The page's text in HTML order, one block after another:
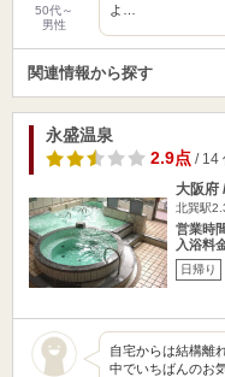
50代～
男性
よ…
関連情報から探す
永盛温泉
2.9点/ 14
大阪府
北巽駅
営業時
入浴料
日帰り
自宅からは結構離
中でいちばんのお